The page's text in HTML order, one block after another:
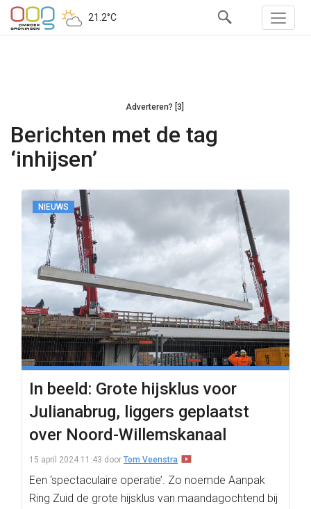
21.2°C
Adverteren? [3]
Berichten met de tag
‘inhijsen’
NIEUWS
In beeld: Grote hijsklus voor
Julianabrug, liggers geplaatst
over Noord-Willemskanaal
15 april 2024 11:43 door Tom Veenstra
Een ‘spectaculaire operatie’. Zo noemde Aanpak
Ring Zuid de grote hijsklus van maandagochtend bij